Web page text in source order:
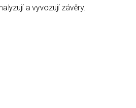
a vyvozují závěry.